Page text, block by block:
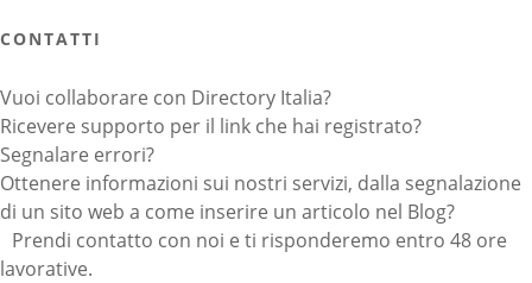
CONTATTI
Vuoi collaborare con Directory Italia?
Ricevere supporto per il link che hai registrato?
Segnalare errori?
Ottenere informazioni sui nostri servizi, dalla segnalazione
di un sito web a come inserire un articolo nel Blog?
Prendi contatto con noi e ti risponderemo entro 48 ore
lavorative.